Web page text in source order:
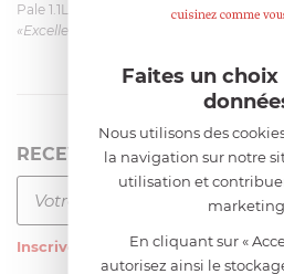
Pale 1.1L pour Glacier Magimix 11031/121/
«Excellent: produit et livraison»
RECEVEZ LA NEWSLETTER
Inscrivez-vous à notre newsletter
Faites un
Nous utilisons des
la navigation sur notre
utilisation et
marketing.
En cliquant sur «
autorisez ainsi le